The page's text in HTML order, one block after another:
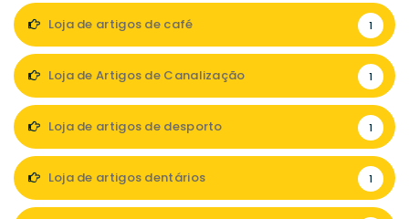
Loja de artigos de café 1
Loja de Artigos de Canalização 1
Loja de artigos de desporto 1
Loja de artigos dentários 1